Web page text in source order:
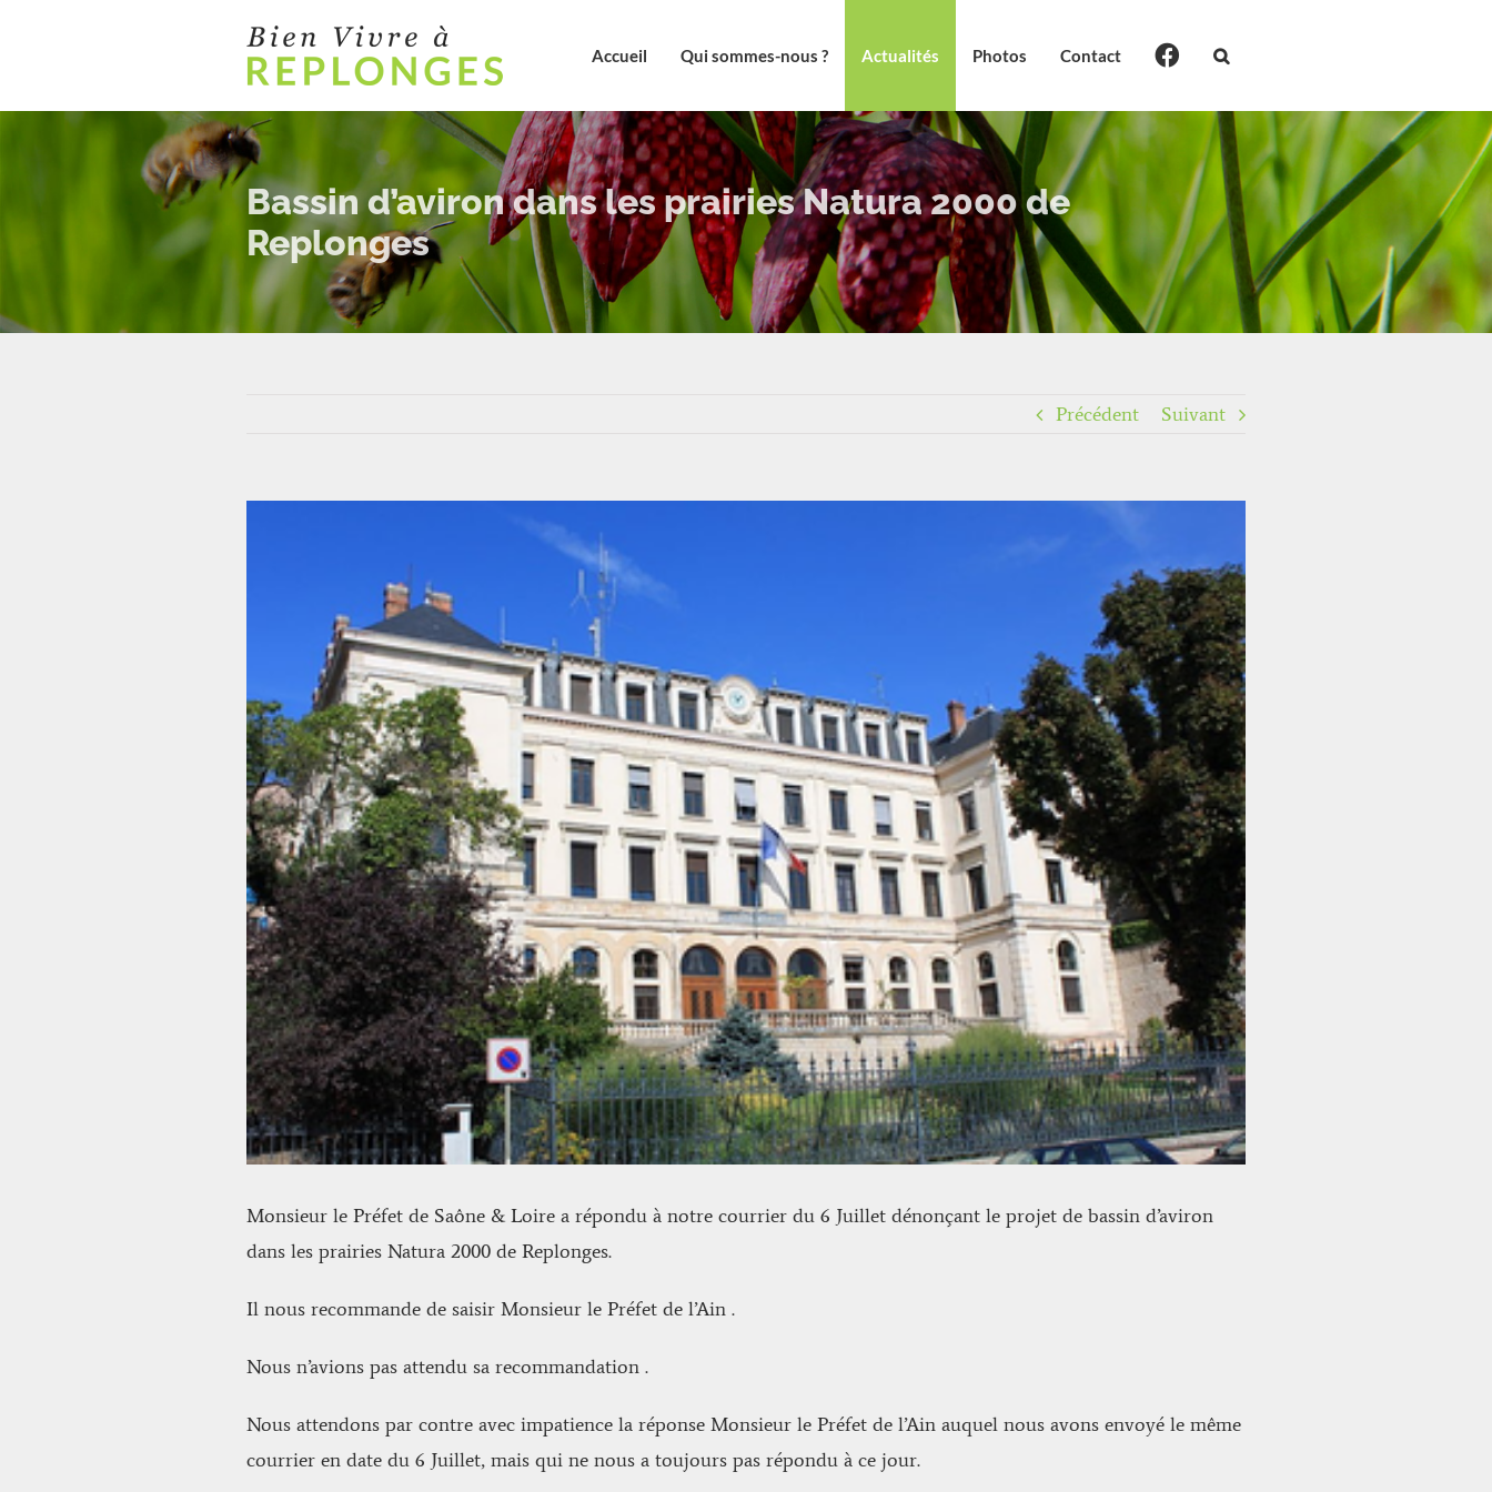
Accueil Qui sommes-nous ? Actualités Photos Contact
Bassin d’aviron dans les prairies Natura 2000 de
Replonges
Précédent Suivant
Monsieur le Préfet de Saône & Loire a répondu à notre courrier du 6 Juillet dénonçant le projet de bassin d’aviron
dans les prairies Natura 2000 de Replonges.
Il nous recommande de saisir Monsieur le Préfet de l’Ain .
Nous n’avions pas attendu sa recommandation .
Nous attendons par contre avec impatience la réponse Monsieur le Préfet de l’Ain auquel nous avons envoyé le même
courrier en date du 6 Juillet, mais qui ne nous a toujours pas répondu à ce jour.